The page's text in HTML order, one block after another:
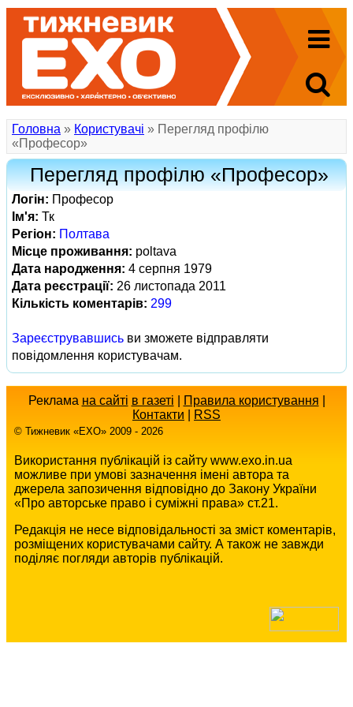
Головна » Користувачі » Перегляд профілю
«Професор»
Перегляд профілю «Професор»
Логін: Професор
Ім'я: Тк
Регіон: Полтава
Місце проживання: poltava
Дата народження: 4 серпня 1979
Дата реєстрації: 26 листопада 2011
Кількість коментарів: 299
Зареєструвавшись ви зможете відправляти
повідомлення користувачам.
Реклама на сайті в газеті Правила користування
Контакти
RSS
© Тижневик «EХO» 2009 - 2026
Використання публікацій із сайту www.exo.in.ua
можливе при умові зазначення імені автора та
джерела запозичення відповідно до Закону України
«Про авторське право і суміжні права» ст.21.
Редакція не несе відповідальності за зміст коментарів,
розміщених користувачами сайту. А також не завжди
поділяє погляди авторів публікацій.